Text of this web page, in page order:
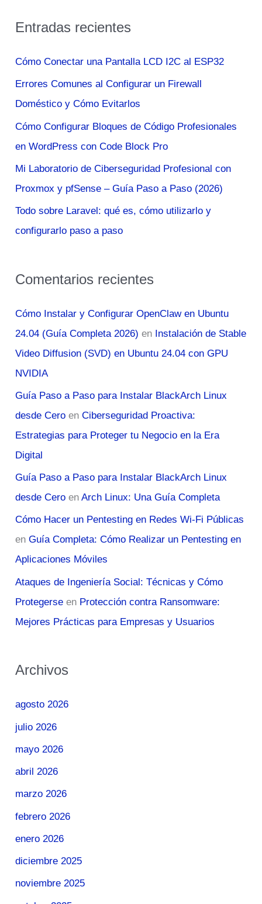
paso
paso
c
p
o
r
:
Entradas recientes
Cómo Conectar una Pantalla LCD I2C al ESP32
Errores Comunes al Configurar un Firewall
Doméstico y Cómo Evitarlos
Cómo Configurar Bloques de Código Profesionales
en WordPress con Code Block Pro
Mi Laboratorio de Ciberseguridad Profesional con
Proxmox y pfSense – Guía Paso a Paso (2026)
Todo sobre Laravel: qué es, cómo utilizarlo y
configurarlo paso a paso
Comentarios recientes
Cómo Instalar y Configurar OpenClaw en Ubuntu
24.04 (Guía Completa 2026) en Instalación de Stable
Video Diffusion (SVD) en Ubuntu 24.04 con GPU
NVIDIA
Guía Paso a Paso para Instalar BlackArch Linux
desde Cero enCiberseguridad Proactiva:
Estrategias para Proteger tu Negocio en la Era
Digital
Guía Paso a Paso para Instalar BlackArch Linux
desde Cero enArch Linux: Una Guía Completa
Cómo Hacer un Pentesting en Redes Wi-Fi Públicas
enGuía Completa: Cómo Realizar un Pentesting en
Aplicaciones Móviles
Ataques de Ingeniería Social: Técnicas y Cómo
Protegerse en Protección contra Ransomware:
Mejores Prácticas para Empresas y Usuarios
Archivos
agosto 2026
julio 2026
mayo 2026
abril 2026
marzo 2026
febrero 2026
enero 2026
diciembre 2025
noviembre 2025